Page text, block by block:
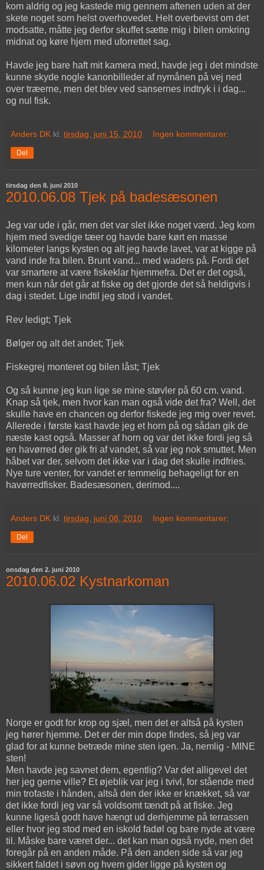
kom aldrig og jeg kastede mig gennem aftenen uden at der
skete noget som helst overhovedet. Helt overbevist om det
modsatte, måtte jeg derfor skuffet sætte mig i bilen omkring
midnat og køre hjem med uforrettet sag.
Havde jeg bare haft mit kamera med, havde jeg i det mindste
kunne skyde nogle kanonbilleder af nymånen på vej ned
over træerne, men det blev ved sansernes indtryk i i dag...
og nul fisk.
Anders DK kl. tirsdag, juni 15, 2010 Ingen kommentarer:
Del
tirsdag den 8. juni 2010
2010.06.08 Tjek på badesæsonen
Jeg var ude i går, men det var slet ikke noget værd. Jeg kom
hjem med svedige tæer og havde bare kørt en masse
kilometer langs kysten og alt jeg havde lavet, var at kigge på
vand inde fra bilen. Brunt vand... med waders på. Fordi det
var smartere at være fiskeklar hjemmefra. Det er det også,
men kun når det går at fiske og det gjorde det så heldigvis i
dag i stedet. Lige indtil jeg stod i vandet.
Rev ledigt; Tjek
Bølger og alt det andet; Tjek
Fiskegrej monteret og bilen låst; Tjek
Og så kunne jeg kun lige se mine støvler på 60 cm. vand.
Knap så tjek, men hvor kan man også vide det fra? Well, det
skulle have en chancen og derfor fiskede jeg mig over revet.
Allerede i første kast havde jeg et horn på og sådan gik de
næste kast også. Masser af horn og var det ikke fordi jeg så
en havørred der gik fri af vandet, så var jeg nok smuttet. Men
håbet var der, selvom det ikke var i dag det skulle indfries.
Nye ture venter, for vandet er temmelig behageligt for en
havørredfisker. Badesæsonen, derimod....
Anders DK kl. tirsdag, juni 08, 2010 Ingen kommentarer:
Del
onsdag den 2. juni 2010
2010.06.02 Kystnarkoman
Norge er godt for krop og sjæl, men det er altså på kysten
jeg hører hjemme. Det er der min dope findes, så jeg var
glad for at kunne betræde mine sten igen. Ja, nemlig - MINE
sten!
Men havde jeg savnet dem, egentlig? Var det alligevel det
her jeg gerne ville? Et øjeblik var jeg i tvivl, for stående med
min trofaste i hånden, altså den der ikke er knækket, så var
det ikke fordi jeg var så voldsomt tændt på at fiske. Jeg
kunne ligeså godt have hængt ud derhjemme på terrassen
eller hvor jeg stod med en iskold fadøl og bare nyde at være
til. Måske bare været der... det kan man også nyde, men det
foregår på en anden måde. På den anden side så var jeg
sikkert faldet i søvn og hvem gider ligge på kysten og